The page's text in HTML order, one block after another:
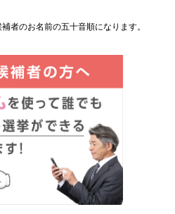
者のお名前の五十音順になります。